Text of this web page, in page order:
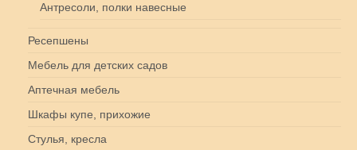
Антресоли, полки навесные
Ресепшены
Мебель для детских садов
Аптечная мебель
Шкафы купе, прихожие
Стулья, кресла